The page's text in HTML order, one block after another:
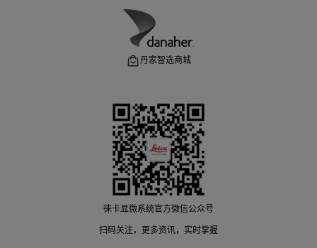
丹家智选商城
徕卡显微系统官方微信公众号
扫码关注，更多资讯，实时掌握